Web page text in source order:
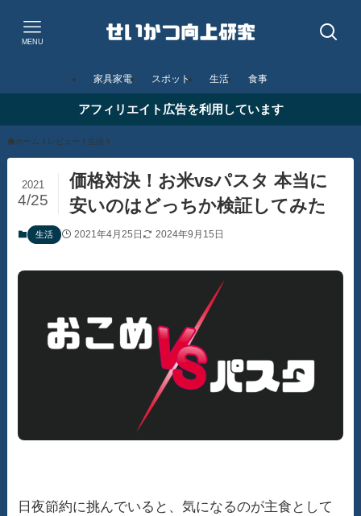
MENU
家具家電 スポット 生活 食事
アフィリエイト広告を利用しています
ホーム レビュー 生活
価格対決！お米vsパスタ 本当に
安いのはどっちか検証してみた
2021
4/25
生活 2021年4月25日 2024年9月15日
日夜節約に挑んでいると、気になるのが主食として